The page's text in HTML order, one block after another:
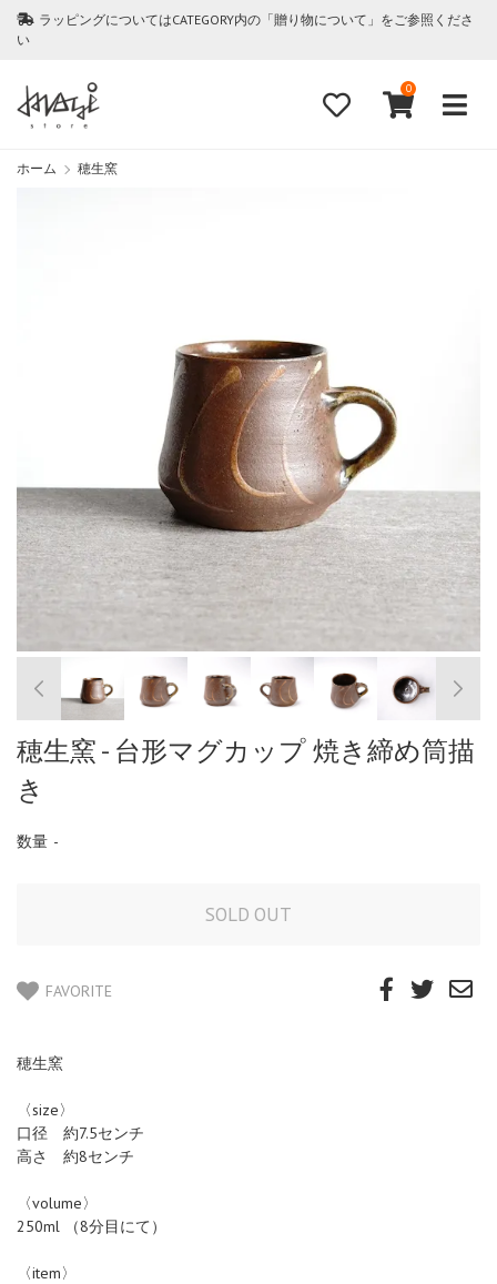
ラッピングについてはCATEGORY内の「贈り物について」をご参照くださ
い
0
ホーム 穂生窯
穂生窯 - 台形マグカップ 焼き締め筒描
き
数量 -
FAVORITE
穂生窯
〈size〉
口径 約7.5センチ
高さ 約8センチ
〈volume〉
250ml （8分目にて）
〈item〉